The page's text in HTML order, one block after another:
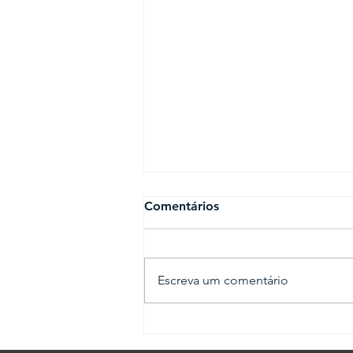
agregar valor em seus
Comentários
Escreva um comentário